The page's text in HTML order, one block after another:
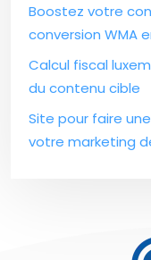
Boostez votre
conversion WMA
Calcul fiscal
du contenu cible
Site pour faire
votre marketing